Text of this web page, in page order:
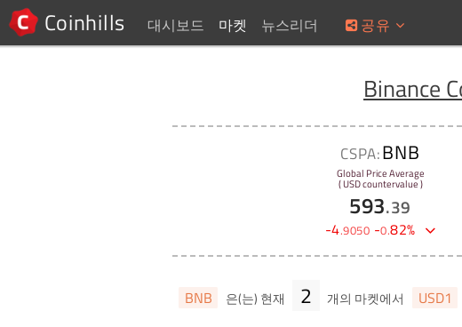
Coinhills 대시보드 마켓 뉴스리더 공유
Binance
CSPA:BNB
Global Price Average
( USD countervalue )
593.39
-4.9050 -0.82%
BNB 은(는) 현재 2 개의 마켓에서 USD1